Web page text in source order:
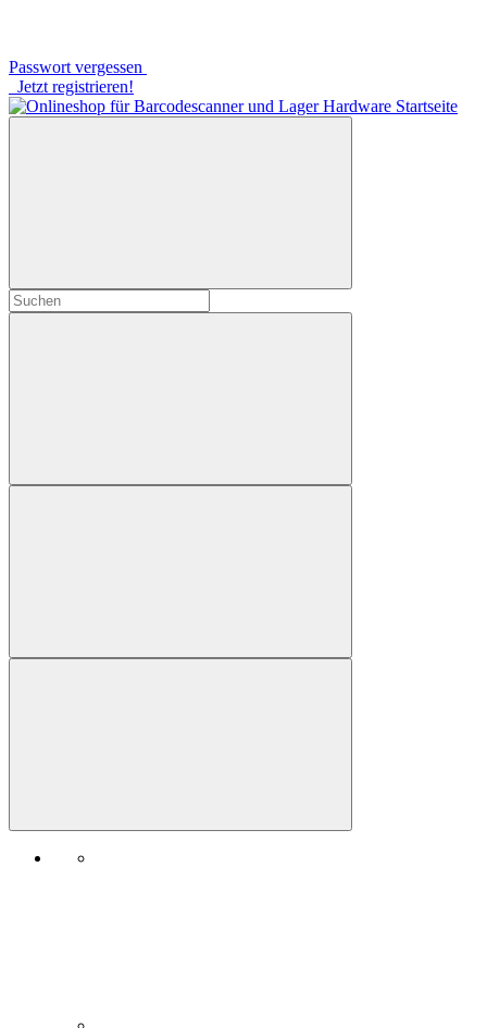
Passwort vergessen
Jetzt registrieren!